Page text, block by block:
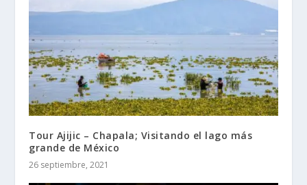
Tour Ajijic – Chapala; Visitando el lago más
grande de México
26 septiembre, 2021